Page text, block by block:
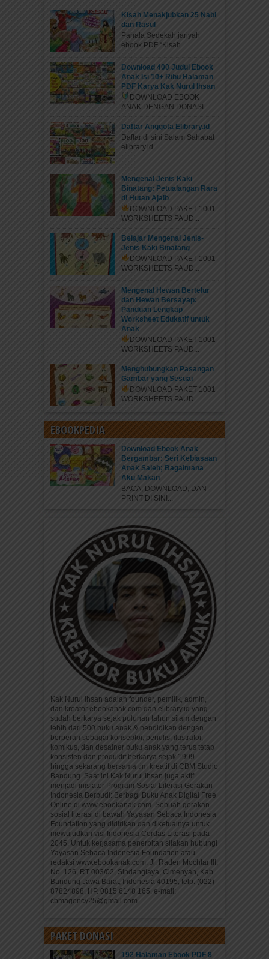
Kisah Menakjubkan 25 Nabi
dan Rasul
Pahala Sedekah jariyah
ebook PDF “Kisah...
Download 400 Judul Ebook
Anak Isi 10+ Ribu Halaman
PDF Karya Kak Nurul Ihsan
DOWNLOAD EBOOK
ANAK DENGAN DONASI...
Daftar Anggota Elibrary.id
Daftar di sini Salam Sahabat
elibrary.id...
Mengenal Jenis Kaki
Binatang: Petualangan Rara
di Hutan Ajaib
DOWNLOAD PAKET 1001
WORKSHEETS PAUD...
Belajar Mengenal Jenis-
Jenis Kaki Binatang
DOWNLOAD PAKET 1001
WORKSHEETS PAUD...
Mengenal Hewan Bertelur
dan Hewan Bersayap:
Panduan Lengkap
Worksheet Edukatif untuk
Anak
DOWNLOAD PAKET 1001
WORKSHEETS PAUD...
Menghubungkan Pasangan
Gambar yang Sesuai
DOWNLOAD PAKET 1001
WORKSHEETS PAUD...
EBOOKPEDIA
Download Ebook Anak
Bergambar: Seri Kebiasaan
Anak Saleh; Bagaimana
Aku Makan
BACA, DOWNLOAD, DAN
PRINT DI SINI...
Kak Nurul Ihsan adalah founder, pemilik, admin,
dan kreator ebookanak.com dan elibrary.id yang
sudah berkarya sejak puluhan tahun silam dengan
lebih dari 500 buku anak & pendidikan dengan
berperan sebagai konseptor, penulis, ilustrator,
komikus, dan desainer buku anak yang terus tetap
konsisten dan produktif berkarya sejak 1999
hingga sekarang bersama tim kreatif di CBM Studio
Bandung. Saat ini Kak Nurul Ihsan juga aktif
menjadi inisiator Program Sosial Literasi Gerakan
Indonesia Berbudi: Berbagi Buku Anak Digital Free
Online di www.ebookanak.com. Sebuah gerakan
sosial literasi di bawah Yayasan Sebaca Indonesia
Foundation yang didirikan dan diketuainya untuk
mewujudkan visi Indonesia Cerdas Literasi pada
2045. Untuk kerjasama penerbitan silakan hubungi
Yayasan Sebaca Indonesia Foundation atau
redaksi www.ebookanak.com: Jl. Raden Mochtar III,
No. 126, RT 003/02, Sindanglaya, Cimenyan, Kab.
Bandung Jawa Barat, Indonesia 40195, telp. (022)
87824898, HP. 0815 6148 165. e-mail:
cbmagency25@gmail.com
PAKET DONASI
192 Halaman Ebook PDF 8